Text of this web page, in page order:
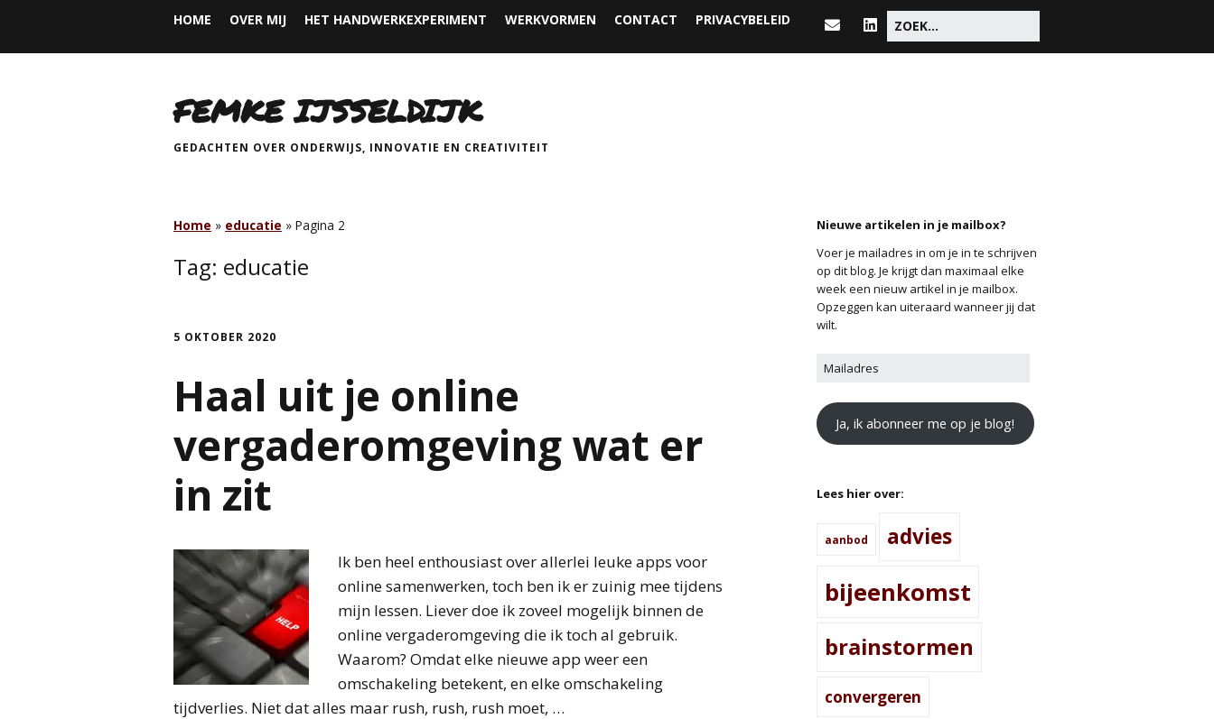
HOME OVER MIJ HET HANDWERKEXPERIMENT WERKVORMEN CONTACT PRIVACYBELEID
FEMKE IJSSELDIJK
GEDACHTEN OVER ONDERWIJS, INNOVATIE EN CREATIVITEIT
Home » educatie » Pagina 2
Tag: educatie
5 OKTOBER 2020
Haal uit je online
vergaderomgeving wat er
in zit
Ik ben heel enthousiast over allerlei leuke apps voor
online samenwerken, toch ben ik er zuinig mee tijdens
mijn lessen. Liever doe ik zoveel mogelijk binnen de
online vergaderomgeving die ik toch al gebruik.
Waarom? Omdat elke nieuwe app weer een
omschakeling betekent, en elke omschakeling
tijdverlies. Niet dat alles maar rush, rush, rush moet, …
Nieuwe artikelen in je mailbox?
Voer je mailadres in om je in te schrijven
op dit blog. Je krijgt dan maximaal elke
week een nieuw artikel in je mailbox.
Opzeggen kan uiteraard wanneer jij dat
wilt.
Ja, ik abonneer me op je blog!
Lees hier over:
aanbod advies
bijeenkomst
brainstormen
convergeren